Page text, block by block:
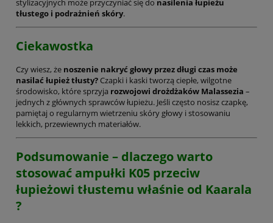
stylizacyjnych może przyczyniać się do nasilenia łupieżu
tłustego i podrażnień skóry.
Ciekawostka
Czy wiesz, że noszenie nakryć głowy przez długi czas może
nasilać łupież tłusty? Czapki i kaski tworzą ciepłe, wilgotne
środowisko, które sprzyja rozwojowi drożdżaków Malassezia –
jednych z głównych sprawców łupieżu. Jeśli często nosisz czapkę,
pamiętaj o regularnym wietrzeniu skóry głowy i stosowaniu
lekkich, przewiewnych materiałów.
Podsumowanie – dlaczego warto
stosować ampułki K05 przeciw
łupieżowi tłustemu właśnie od Kaarala
?